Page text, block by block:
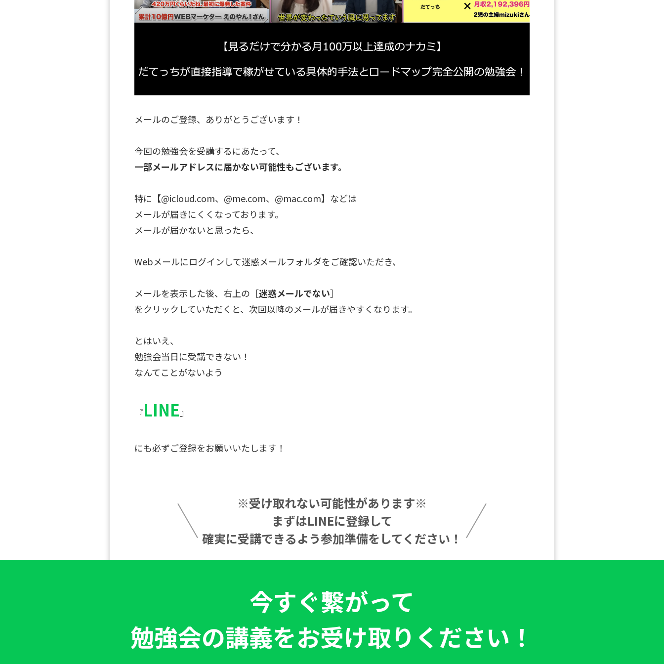
メールのご登録、ありがとうございます！
今回の勉強会を受講するにあたって、
一部メールアドレスに届かない可能性もございます。
特に【@icloud.com、@me.com、@mac.com】などは
メールが届きにくくなっております。
メールが届かないと思ったら、
Webメールにログインして迷惑メールフォルダをご確認いただき、
メールを表示した後、右上の［迷惑メールでない］
をクリックしていただくと、次回以降のメールが届きやすくなります。
とはいえ、
勉強会当日に受講できない！
なんてことがないよう
『LINE』
にも必ずご登録をお願いいたします！
※受け取れない可能性があります※
まずはLINEに登録して
確実に受講できるよう参加準備をしてください！
今すぐ繋がって
勉強会の講義をお受け取りください！